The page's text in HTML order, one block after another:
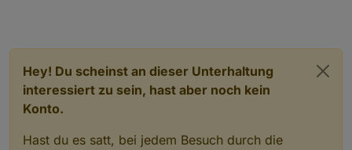
Hey! Du scheinst an dieser Unterhaltung
interessiert zu sein, hast aber noch kein
Konto.
Hast du es satt, bei jedem Besuch durch die